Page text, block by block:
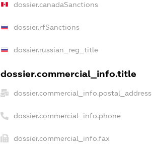
dossier.canadaSanctions
dossier.rfSanctions
dossier.russian_reg_title
dossier.commercial_info.title
dossier.commercial_info.postal_address
dossier.commercial_info.phone
dossier.commercial_info.fax